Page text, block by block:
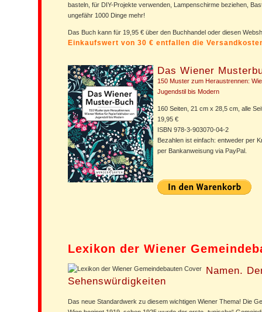
basteln, für DIY-Projekte verwenden, Lampenschirme beziehen,
ungefähr 1000 Dinge mehr!
Das Buch kann für 19,95 € über den Buchhandel oder diesen
Einkaufswert von 30 € entfallen die
Das Wiener
150 Muster zum Heraustrennen:
Jugendstil bis Modern
160 Seiten, 21 cm x 28,5 cm, alle
19,95 €
ISBN 978-3-903070-04-2
Bezahlen ist einfach: entweder per
per Bankanweisung via PayPal.
Lexikon der Wiener
Namen.
Sehenswürdigkeiten
Das neue Standardwerk zu diesem wichtigen Wiener Thema! Die